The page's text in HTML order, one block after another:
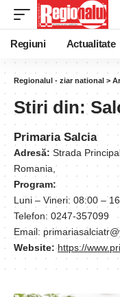
Regiuni Actualitate
Regionalul - ziar national >
Stiri din:
Primaria Salcia
Adresă: Strada
Romania,
Program:
Luni – Vineri: 08:00 –
Telefon: 0247-357099
Email:
Website: https://